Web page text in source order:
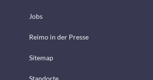
Jobs
Reimo in der Presse
Sitemap
Standorte